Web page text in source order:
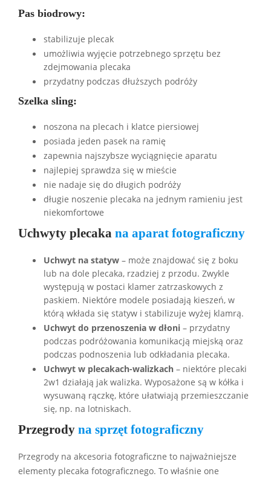
Pas biodrowy:
stabilizuje plecak
umożliwia wyjęcie potrzebnego sprzętu bez
zdejmowania plecaka
przydatny podczas dłuższych podróży
Szelka sling:
noszona na plecach i klatce piersiowej
posiada jeden pasek na ramię
zapewnia najszybsze wyciągnięcie aparatu
najlepiej sprawdza się w mieście
nie nadaje się do długich podróży
długie noszenie plecaka na jednym ramieniu jest
niekomfortowe
Uchwyty plecaka na aparat fotograficzny
Uchwyt na statyw – może znajdować się z boku
lub na dole plecaka, rzadziej z przodu. Zwykle
występują w postaci klamer zatrzaskowych z
paskiem. Niektóre modele posiadają kieszeń, w
którą wkłada się statyw i stabilizuje wyżej klamrą.
Uchwyt do przenoszenia w dłoni – przydatny
podczas podróżowania komunikacją miejską oraz
podczas podnoszenia lub odkładania plecaka.
Uchwyt w plecakach-walizkach – niektóre plecaki
2w1 działają jak walizka. Wyposażone są w kółka i
wysuwaną rączkę, które ułatwiają przemieszczanie
się, np. na lotniskach.
Przegrody na sprzęt fotograficzny
Przegrody na akcesoria fotograficzne to najważniejsze
elementy plecaka fotograficznego. To właśnie one